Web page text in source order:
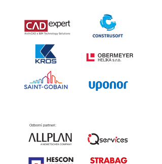
Odborní partneri: